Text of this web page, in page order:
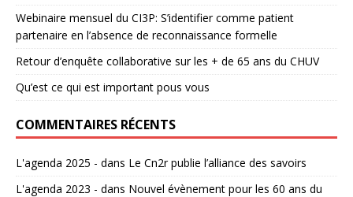
Webinaire mensuel du CI3P: S’identifier comme patient
partenaire en l’absence de reconnaissance formelle
Retour d’enquête collaborative sur les + de 65 ans du CHUV
Qu’est ce qui est important pous vous
COMMENTAIRES RÉCENTS
L'agenda 2025 - dans Le Cn2r publie l’alliance des savoirs
L'agenda 2023 - dans Nouvel évènement pour les 60 ans du